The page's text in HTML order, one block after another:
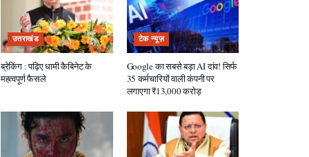
उत्तराखंड
ब्रेकिंग : पढ़िए धामी कैबिनेट के
महत्वपूर्ण फैसले
टेक न्यूज़
Google का सबसे बड़ा AI दांव! सिर्फ
35 कर्मचारियों वाली कंपनी पर
लगाएगा ₹13,000 करोड़